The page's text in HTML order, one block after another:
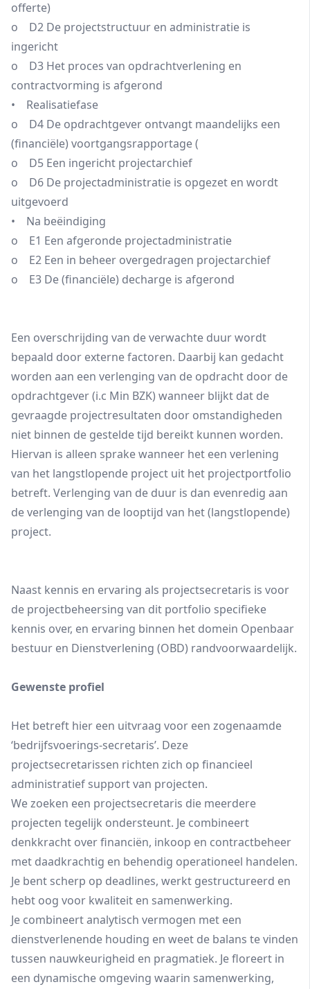
offerte)
o D2 De projectstructuur en administratie is
ingericht
o D3 Het proces van opdrachtverlening en
contractvorming is afgerond
• Realisatiefase
o D4 De opdrachtgever ontvangt maandelijks een
(financiële) voortgangsrapportage (
o D5 Een ingericht projectarchief
o D6 De projectadministratie is opgezet en wordt
uitgevoerd
• Na beëindiging
o E1 Een afgeronde projectadministratie
o E2 Een in beheer overgedragen projectarchief
o E3 De (financiële) decharge is afgerond
Een overschrijding van de verwachte duur wordt
bepaald door externe factoren. Daarbij kan gedacht
worden aan een verlenging van de opdracht door de
opdrachtgever (i.c Min BZK) wanneer blijkt dat de
gevraagde projectresultaten door omstandigheden
niet binnen de gestelde tijd bereikt kunnen worden.
Hiervan is alleen sprake wanneer het een verlening
van het langstlopende project uit het projectportfolio
betreft. Verlenging van de duur is dan evenredig aan
de verlenging van de looptijd van het (langstlopende)
project.
Naast kennis en ervaring als projectsecretaris is voor
de projectbeheersing van dit portfolio specifieke
kennis over, en ervaring binnen het domein Openbaar
bestuur en Dienstverlening (OBD) randvoorwaardelijk.
Gewenste profiel
Het betreft hier een uitvraag voor een zogenaamde
‘bedrijfsvoerings-secretaris’. Deze
projectsecretarissen richten zich op financieel
administratief support van projecten.
We zoeken een projectsecretaris die meerdere
projecten tegelijk ondersteunt. Je combineert
denkkracht over financiën, inkoop en contractbeheer
met daadkrachtig en behendig operationeel handelen.
Je bent scherp op deadlines, werkt gestructureerd en
hebt oog voor kwaliteit en samenwerking.
Je combineert analytisch vermogen met een
dienstverlenende houding en weet de balans te vinden
tussen nauwkeurigheid en pragmatiek. Je floreert in
een dynamische omgeving waarin samenwerking,